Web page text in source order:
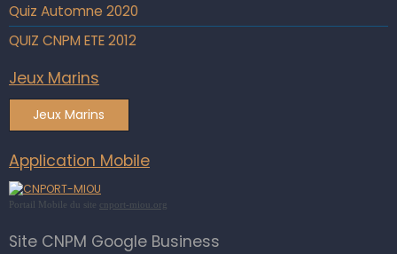
Quiz Automne 2020
QUIZ CNPM ETE 2012
Jeux Marins
Jeux Marins
Application Mobile
Portail Mobile du site cnport-miou.org
Site CNPM Google Business